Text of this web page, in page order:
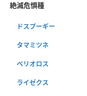
絶滅危惧種
ドスプーギー
タマミツネ
ベリオロス
ライゼクス